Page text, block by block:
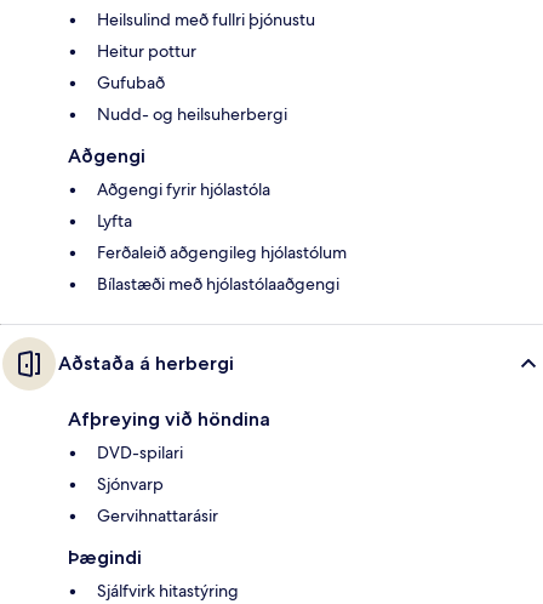
Heilsulind með fullri þjónustu
Heitur pottur
Gufubað
Nudd- og heilsuherbergi
Aðgengi
Aðgengi fyrir hjólastóla
Lyfta
Ferðaleið aðgengileg hjólastólum
Bílastæði með hjólastólaaðgengi
Aðstaða á herbergi
Afþreying við höndina
DVD-spilari
Sjónvarp
Gervihnattarásir
Þægindi
Sjálfvirk hitastýring